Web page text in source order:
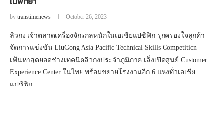
by transtimenews October 26, 2023
ลิวกง เจ้าตลาดเครื่องจักรกลหนักในเอเชียแปซิฟิก รุกครองใจลูกค้า
จัดการแข่งขัน LiuGong Asia Pacific Technical Skills Competition
เฟ้นหาสุดยอดช่างเทคนิคลิวกงประจำภูมิภาค เล็งเปิดศูนย์ Customer
Experience Center ในไทย พร้อมขยายโรงงานอีก 6 แห่งทั่วเอเชีย
แปซิฟิก